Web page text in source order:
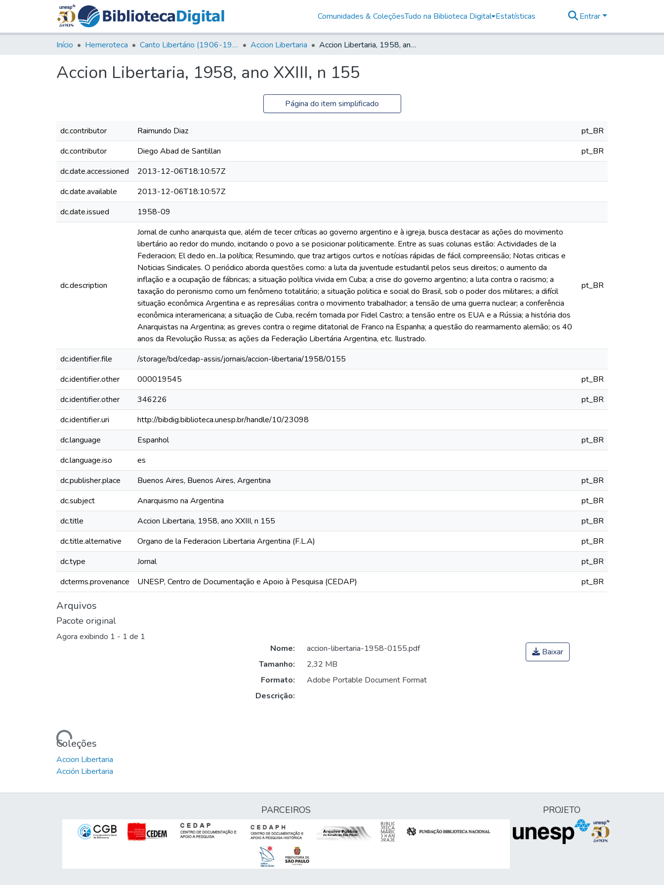
Comunidades & ColeçõesTudo na Biblioteca Digital Estatísticas Entrar
Início Hemeroteca Canto Libertário (1906-1995) Accion Libertaria Accion Libertaria, 1958, ano XXIII, n 155
Accion Libertaria, 1958, ano XXIII, n 155
Página do item simplificado
dc.contributor Raimundo Diaz
pt_BR
dc.contributor
Diego Abad de Santillan
pt_BR
dc.date.accessioned
2013-12-06T18:10:57Z
dc.date.available
2013-12-06T18:10:57Z
dc.date.issued
1958-09
dc.description
Jornal de cunho anarquista que, além de tecer críticas ao governo argentino e à igreja, busca destacar as ações do movimento
libertário ao redor do mundo, incitando o povo a se posicionar politicamente. Entre as suas colunas estão: Actividades de la
Federacion; El dedo en...la política; Resumindo, que traz artigos curtos e notícias rápidas de fácil compreensão; Notas criticas e
Noticias Sindicales. O periódico aborda questões como: a luta da juventude estudantil pelos seus direitos; o aumento da
inflação e a ocupação de fábricas; a situação política vivida em Cuba; a crise do governo argentino; a luta contra o racismo; a
taxação do peronismo como um fenômeno totalitário; a situação politica e social do Brasil, sob o poder dos militares; a difícil
situação econômica Argentina e as represálias contra o movimento trabalhador; a tensão de uma guerra nuclear; a conferência
econômica interamericana; a situação de Cuba, recém tomada por Fidel Castro; a tensão entre os EUA e a Rússia; a história dos
Anarquistas na Argentina; as greves contra o regime ditatorial de Franco na Espanha; a questão do rearmamento alemão; os 40
anos da Revolução Russa; as ações da Federação Libertária Argentina, etc. Ilustrado.
pt_BR
dc.identifier.file
/storage/bd/cedap-assis/jornais/accion-libertaria/1958/0155
dc.identifier.other
000019545
pt_BR
dc.identifier.other
346226
pt_BR
dc.identifier.uri
http://bibdig.biblioteca.unesp.br/handle/10/23098
dc.language
Espanhol
pt_BR
dc.language.iso
es
dc.publisher.place
Buenos Aires, Buenos Aires, Argentina
pt_BR
dc.subject
Anarquismo na Argentina
pt_BR
dc.title
Accion Libertaria, 1958, ano XXIII, n 155
pt_BR
dc.title.alternative
Organo de la Federacion Libertaria Argentina (F.L.A)
pt_BR
dc.type
Jornal
pt_BR
dcterms.provenance
UNESP, Centro de Documentação e Apoio à Pesquisa (CEDAP) pt_BR
Arquivos
Pacote original
Agora exibindo 1 - 1 de 1
Carregando...
Nome:
accion-libertaria-1958-0155.pdf
Tamanho:
2,32 MB
Formato:
Adobe Portable Document Format
Descrição:
Baixar
Coleções
Accion Libertaria
Acción Libertaria
PARCEIROS PROJETO